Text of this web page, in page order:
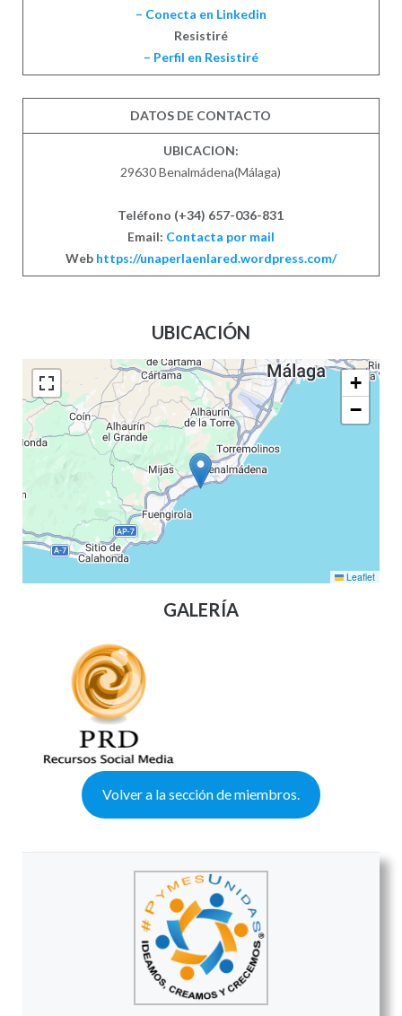
– Conecta en Linkedin
Resistiré
– Perfil en Resistiré
DATOS DE CONTACTO
UBICACION:
29630 Benalmádena(Málaga)
Teléfono (+34) 657-036-831
Email: Contacta por mail
Web https://unaperlaenlared.wordpress.com/
UBICACIÓN
+
−
Leaflet
GALERÍA
Volver a la sección de miembros.